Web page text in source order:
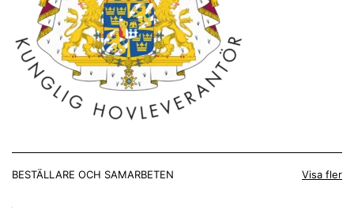
BESTÄLLARE OCH SAMARBETEN Visa fler